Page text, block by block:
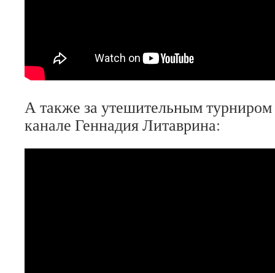
А также за утешительным
канале Геннадия Литаврина: